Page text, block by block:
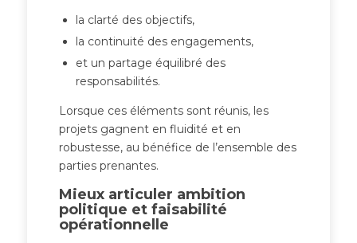
la clarté des objectifs,
la continuité des engagements,
et un partage équilibré des
responsabilités.
Lorsque ces éléments sont réunis, les
projets gagnent en fluidité et en
robustesse, au bénéfice de l’ensemble des
parties prenantes.
Mieux articuler ambition
politique et faisabilité
opérationnelle